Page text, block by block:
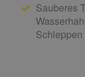
Sauberes